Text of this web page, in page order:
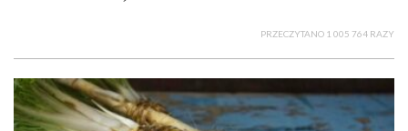
PRZECZYTANO 1 005 764 RAZY